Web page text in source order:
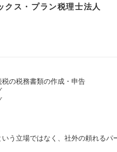
クス・プラン税理士法人
税の税務書類の作成・申告
う立場ではなく、社外の頼れるパ